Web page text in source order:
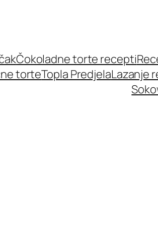
Čokoladne torte recepti
torteTopla PredjelaLazanje